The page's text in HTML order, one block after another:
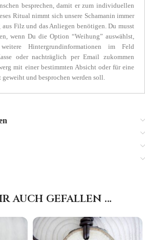
besprechen, damit er zum individuellen
Ritual nimmt sich unsere Schamanin immer
Filz und das Anliegen benötigen. Du musst
wenn Du die Option “Weihung” auswählst,
Hintergrundinformationen im Feld
oder nachträglich per Email zukommen
mit einer bestimmten Absicht oder für eine
geweiht und besprochen werden soll.
auch gefallen …